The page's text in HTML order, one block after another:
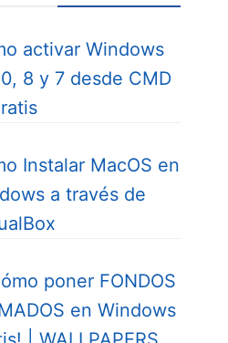
activar Windows
8 y 7 desde CMD
Instalar MacOS en
a través de
poner FONDOS
en Windows